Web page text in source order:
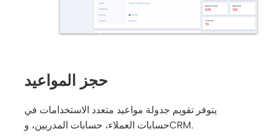
حجز المواعيد
يتوفر تقويم جدولة مواعيد متعدد الاستخدامات في
حسابات العملاء، حسابات المدربين، وCRM.